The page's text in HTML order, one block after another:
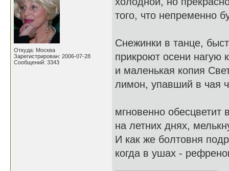
Откуда: Москва
Зарегистрирован: 2006-07-28
Сообщений: 3343
того, что непременно
Снежинки в танце,
прикроют осени нагую
и маленькая копия
лимон, упавший в чая
мгновенно обесцветит
на летних днях,
И как же болтовня
когда в ушах -